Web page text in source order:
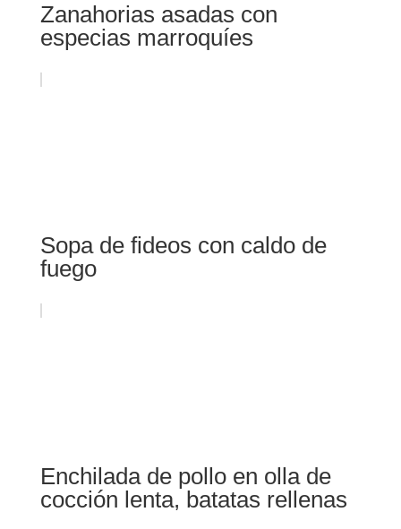
Zanahorias asadas con
especias marroquíes
Sopa de fideos con caldo de
fuego
Enchilada de pollo en olla de
cocción lenta, batatas rellenas